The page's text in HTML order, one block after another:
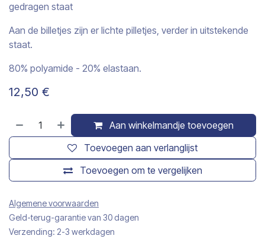
gedragen staat
Aan de billetjes zijn er lichte pilletjes, verder in uitstekende
staat.
80% polyamide - 20% elastaan.
12,50 €
Aan winkelmandje toevoegen
Toevoegen om te vergelijken
Toevoegen aan verlanglijst
Algemene voorwaarden
Geld-terug-garantie van 30 dagen
Verzending: 2-3 werkdagen